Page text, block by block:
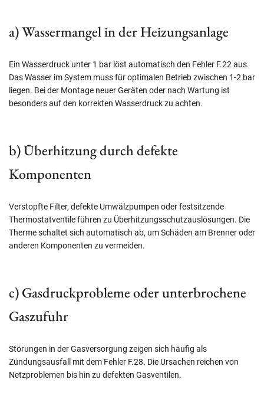
a) Wassermangel in der Heizungsanlage
Ein Wasserdruck unter 1 bar löst automatisch den Fehler F.22 aus.
Das Wasser im System muss für optimalen Betrieb zwischen 1-2 bar
liegen. Bei der Montage neuer Geräten oder nach Wartung ist
besonders auf den korrekten Wasserdruck zu achten.
b) Überhitzung durch defekte
Komponenten
Verstopfte Filter, defekte Umwälzpumpen oder festsitzende
Thermostatventile führen zu Überhitzungsschutzauslösungen. Die
Therme schaltet sich automatisch ab, um Schäden am Brenner oder
anderen Komponenten zu vermeiden.
c) Gasdruckprobleme oder unterbrochene
Gaszufuhr
Störungen in der Gasversorgung zeigen sich häufig als
Zündungsausfall mit dem Fehler F.28. Die Ursachen reichen von
Netzproblemen bis hin zu defekten Gasventilen.